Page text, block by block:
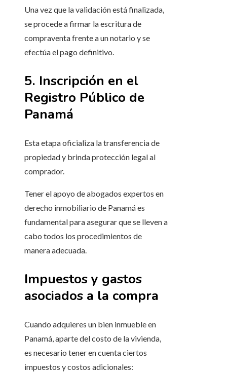
Una vez que la validación está finalizada,
se procede a firmar la escritura de
compraventa frente a un notario y se
efectúa el pago definitivo.
5. Inscripción en el
Registro Público de
Panamá
Esta etapa oficializa la transferencia de
propiedad y brinda protección legal al
comprador.
Tener el apoyo de abogados expertos en
derecho inmobiliario de Panamá es
fundamental para asegurar que se lleven a
cabo todos los procedimientos de
manera adecuada.
Impuestos y gastos
asociados a la compra
Cuando adquieres un bien inmueble en
Panamá, aparte del costo de la vivienda,
es necesario tener en cuenta ciertos
impuestos y costos adicionales: